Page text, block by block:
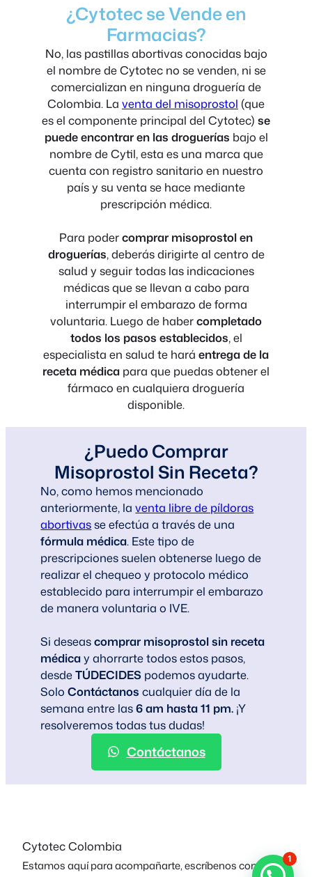
¿Cytotec se Vende en
Farmacias?
No, las pastillas abortivas conocidas bajo
el nombre de Cytotec no se venden, ni se
comercializan en ninguna droguería de
Colombia. La venta del misoprostol (que
es el componente principal del Cytotec) se
puede encontrar en las droguerías bajo el
nombre de Cytil, esta es una marca que
cuenta con registro sanitario en nuestro
país y su venta se hace mediante
prescripción médica.
Para podercomprar misoprostol en
droguerías, deberás dirigirte al centro de
salud y seguir todas las indicaciones
médicas que se llevan a cabo para
interrumpir el embarazo de forma
voluntaria. Luego de habercompletado
todos los pasos establecidos, el
especialista en salud te hará entrega de la
receta médica para que puedas obtener el
fármaco en cualquiera droguería
disponible.
¿Puedo Comprar
Misoprostol Sin Receta?
No, como hemos mencionado
anteriormente, laventa libre de píldoras
abortivasse efectúa a través de una
fórmula médica. Este tipo de
prescripciones suelen obtenerse luego de
realizar el chequeo y protocolo médico
establecido para interrumpir el embarazo
de manera voluntaria o IVE.
Si deseascomprar misoprostol sin receta
médicay ahorrarte todos estos pasos,
desdeTÚDECIDES podemos ayudarte.
SoloContáctanoscualquier día de la
semana entre las6 am hasta 11 pm. ¡Y
resolveremos todas tus dudas!
Contáctanos
Cytotec Colombia
Estamos aquí para acompañarte, escríbenos con
1